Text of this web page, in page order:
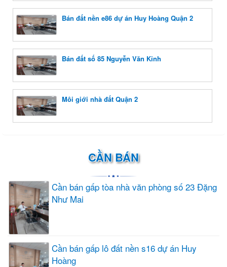
Bán đất nền e86 dự án Huy Hoàng Quận 2
Bán đất số 85 Nguyễn Văn Kỉnh
Môi giới nhà đất Quận 2
CẦN BÁN
Cần bán gấp tòa nhà văn phòng số 23 Đặng
Như Mai
Cần bán gấp lô đất nền s16 dự án Huy
Hoàng